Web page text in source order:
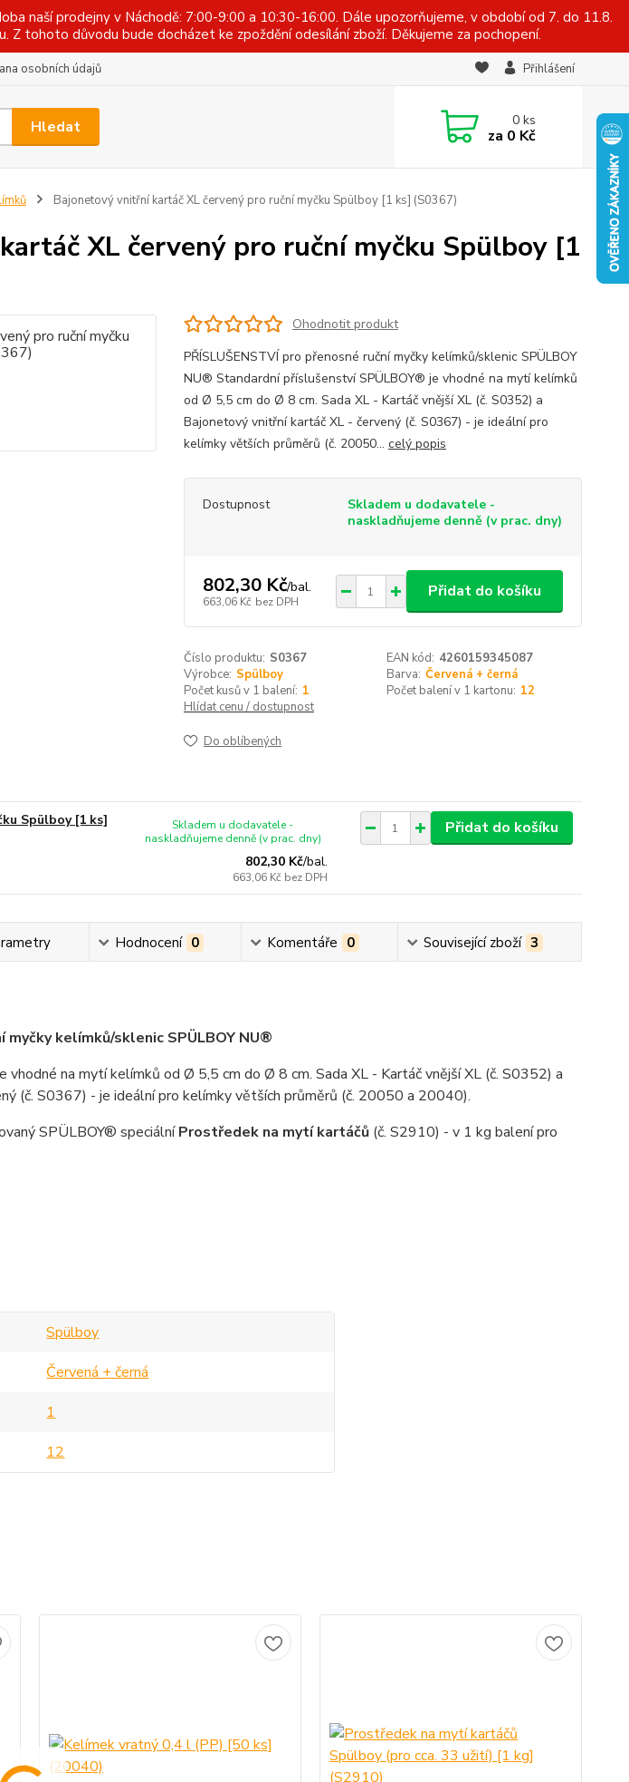
naší prodejny v Náchodě: 7:00-9:00 a 10:30-16:00. Dále upozorňujeme, v období od 7. do 11.8.
Z tohoto důvodu bude docházet ke zpoždění odesílání zboží. Děkujeme za pochopení.
osobních údajů Přihlášení
Hledat 0ks
za 0 Kč
Bajonetový vnitřní kartáč XL červený pro ruční myčku Spülboy [1 ks] (S0367)
XL červený pro ruční myčku Spülboy [1
Ohodnotit produkt
PŘÍSLUŠENSTVÍ pro přenosné ruční myčky kelímků/sklenic SPÜLBOY
NU® Standardní příslušenství SPÜLBOY® je vhodné na mytí kelímků
od Ø 5,5 cm do Ø 8 cm. Sada XL - Kartáč vnější XL (č. S0352) a
Bajonetový vnitřní kartáč XL - červený (č. S0367) - je ideální pro
kelímky větších průměrů (č. 20050... celý popis
Dostupnost
Skladem u dodavatele -
naskladňujeme denně (v prac. dny)
802,30 Kč/bal.
663,06 Kč bez DPH
Přidat do košíku
Číslo produktu: S0367 EAN kód: 4260159345087
Výrobce: Spülboy Barva: Červená + černá
Počet kusů v 1 balení: 1 Počet balení v 1 kartonu: 12
Hlídat cenu / dostupnost
Do oblíbených
Spülboy [1 ks]
802,30 Kč/bal.
663,06 Kč bez DPH
Skladem u dodavatele -
naskladňujeme denně (v prac. dny)
Přidat do košíku
Hodnocení 0 Komentáře 0 Související zboží 3
myčky kelímků/sklenic SPÜLBOY NU®
na mytí kelímků od Ø 5,5 cm do Ø 8 cm. Sada XL - Kartáč vnější XL (č. S0352) a
(č. S0367) - je ideální pro kelímky větších průměrů (č. 20050 a 20040).
SPÜLBOY® speciálníProstředek na mytí kartáčů(č. S2910) - v 1 kg balení pro
Spülboy
Červená + černá
1
12